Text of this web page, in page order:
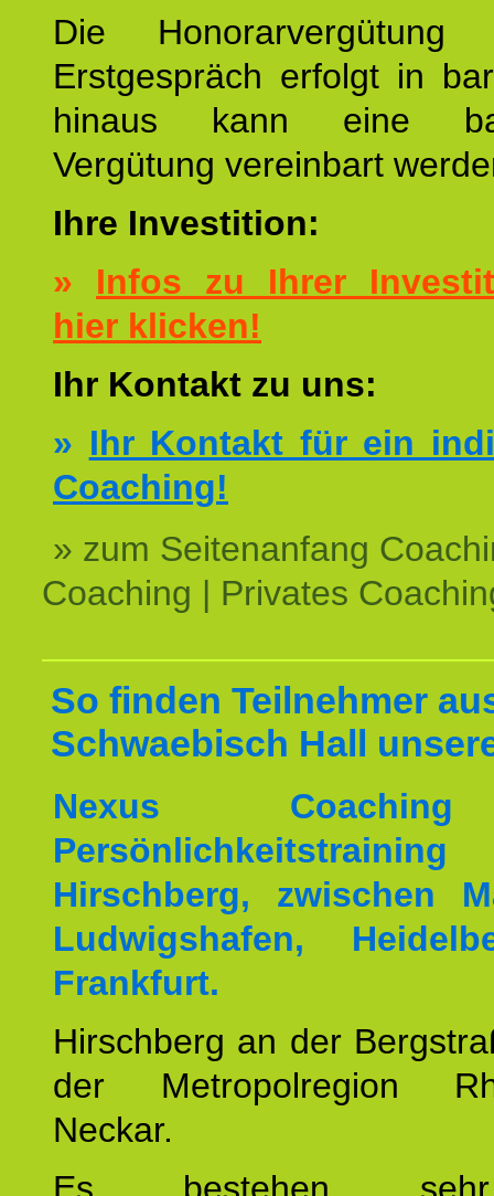
Die
Erstgespräch erfolgt in
hinaus kann eine
Vergütung vereinbart
Ihre Investition:
» Infos zu Ihrer
hier klicken!
Ihr Kontakt zu uns:
» Ihr Kontakt für ein
Coaching!
» zum Seitenanfang
Coaching | Privates
So finden Teilnehmer
Schwaebisch Hall
Nexus
Hirschberg, zwischen
Ludwigshafen,
Frankfurt.
Hirschberg an der
der Metropolregion
Neckar.